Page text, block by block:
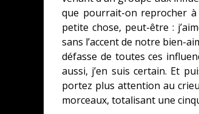
que pourrait-on reprocher à
petite chose, peut-être :
sans l’accent de notre bien-
défasse de toutes ces
aussi, j’en suis certain. Et
portez plus attention au
morceaux, totalisant une